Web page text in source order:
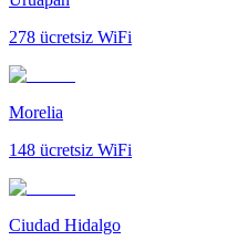
278 ücretsiz WiFi
Morelia
148 ücretsiz WiFi
Ciudad Hidalgo